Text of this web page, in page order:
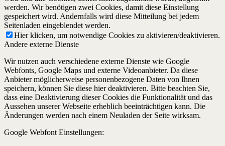
werden. Wir benötigen zwei Cookies, damit diese Einstellung
gespeichert wird. Andernfalls wird diese Mitteilung bei jedem
Seitenladen eingeblendet werden.
Hier klicken, um notwendige Cookies zu aktivieren/deaktivieren.
Andere externe Dienste
Wir nutzen auch verschiedene externe Dienste wie Google
Webfonts, Google Maps und externe Videoanbieter. Da diese
Anbieter möglicherweise personenbezogene Daten von Ihnen
speichern, können Sie diese hier deaktivieren. Bitte beachten Sie,
dass eine Deaktivierung dieser Cookies die Funktionalität und das
Aussehen unserer Webseite erheblich beeinträchtigen kann. Die
Änderungen werden nach einem Neuladen der Seite wirksam.
Google Webfont Einstellungen: